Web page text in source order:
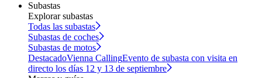
Subastas
Explorar subastas
Todas las subastas
Subastas de coches
Subastas de motos
DestacadoVienna CallingEvento de subasta con visita en
directo los días 12 y 13 de septiembre